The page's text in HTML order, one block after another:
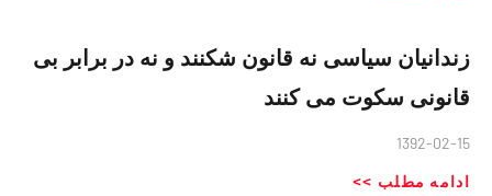
زندانیان سیاسی نه قانون شکنند و نه در برابر بی
قانونی سکوت می کنند
1392-02-15
ادامه مطلب >>